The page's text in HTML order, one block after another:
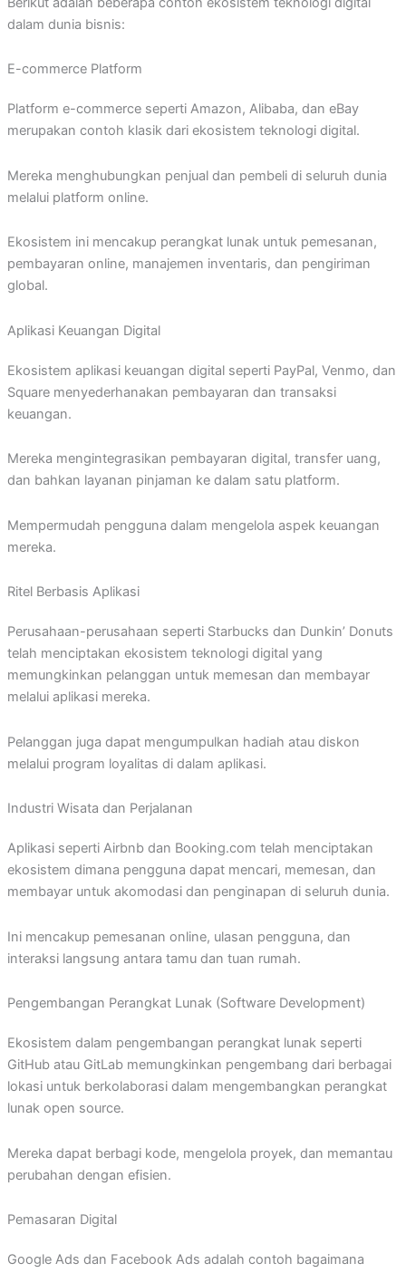
dalam dunia bisnis:
E-commerce Platform
Platform e-commerce seperti Amazon, Alibaba, dan eBay
merupakan contoh klasik dari ekosistem teknologi digital.
Mereka menghubungkan penjual dan pembeli di seluruh dunia
melalui platform online.
Ekosistem ini mencakup perangkat lunak untuk pemesanan,
pembayaran online, manajemen inventaris, dan pengiriman
global.
Aplikasi Keuangan Digital
Ekosistem aplikasi keuangan digital seperti PayPal, Venmo, dan
Square menyederhanakan pembayaran dan transaksi
keuangan.
Mereka mengintegrasikan pembayaran digital, transfer uang,
dan bahkan layanan pinjaman ke dalam satu platform.
Mempermudah pengguna dalam mengelola aspek keuangan
mereka.
Ritel Berbasis Aplikasi
Perusahaan-perusahaan seperti Starbucks dan Dunkin’ Donuts
telah menciptakan ekosistem teknologi digital yang
memungkinkan pelanggan untuk memesan dan membayar
melalui aplikasi mereka.
Pelanggan juga dapat mengumpulkan hadiah atau diskon
melalui program loyalitas di dalam aplikasi.
Industri Wisata dan Perjalanan
Aplikasi seperti Airbnb dan Booking.com telah menciptakan
ekosistem dimana pengguna dapat mencari, memesan, dan
membayar untuk akomodasi dan penginapan di seluruh dunia.
Ini mencakup pemesanan online, ulasan pengguna, dan
interaksi langsung antara tamu dan tuan rumah.
Pengembangan Perangkat Lunak (Software Development)
Ekosistem dalam pengembangan perangkat lunak seperti
GitHub atau GitLab memungkinkan pengembang dari berbagai
lokasi untuk berkolaborasi dalam mengembangkan perangkat
lunak open source.
Mereka dapat berbagi kode, mengelola proyek, dan memantau
perubahan dengan efisien.
Pemasaran Digital
Google Ads dan Facebook Ads adalah contoh bagaimana